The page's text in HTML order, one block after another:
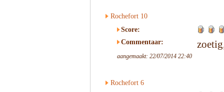
Rochefort 10
Score:
Commentaar:
aangemaakt: 22/07/2014 22:40
Rochefort 6